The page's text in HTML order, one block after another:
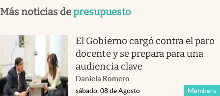
Más noticias depresupuesto
El Gobierno cargó contra el paro
docente y se prepara para una
audiencia clave
Daniela Romero
Members
sábado, 08 de Agosto